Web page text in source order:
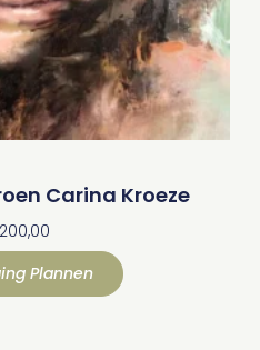
Carina Kroeze
Plannen